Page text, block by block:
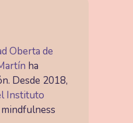
Oberta de
ha
Desde 2018,
Instituto